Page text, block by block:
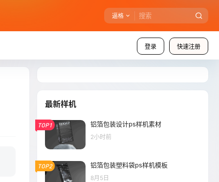
逼格
登录 快速注册
最新样机
TOP1 铝箔包装设计ps样机素材
2小时前
TOP2 铝箔包装塑料袋ps样机模板
8月5日